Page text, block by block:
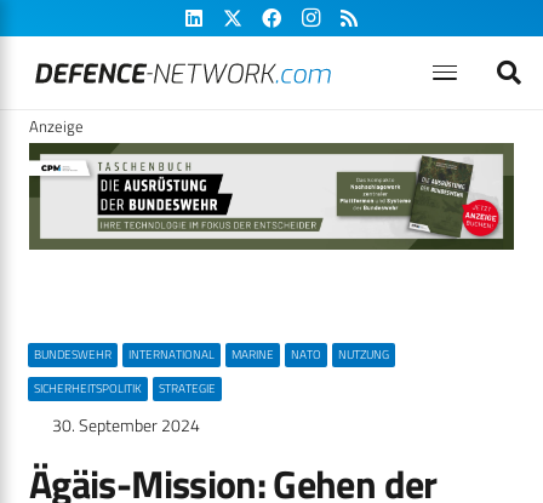
Anzeige
BUNDESWEHR INTERNATIONAL MARINE NATO
NUTZUNG
SICHERHEITSPOLITIK
STRATEGIE
30. September 2024
Ägäis-Mission: Gehen der